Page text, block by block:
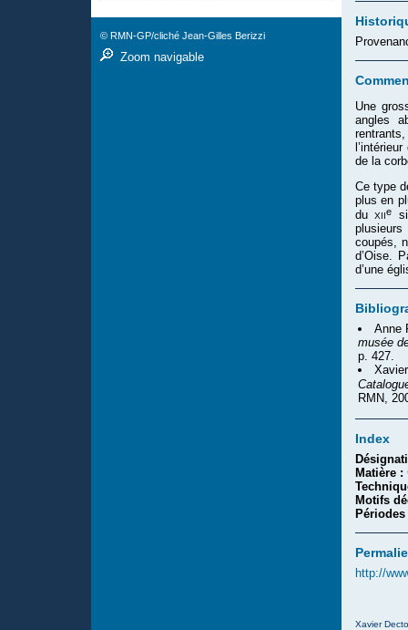
Une
angles
de la
Ce type
plus en
duxiie
coupés,
d’Oise.
d’une
Anne
musée
p. 427.
RMN,
Index
Matière :
Motifs
http://
Xavier
© RMN-GP/cliché Jean-Gilles Berizzi
Zoom navigable